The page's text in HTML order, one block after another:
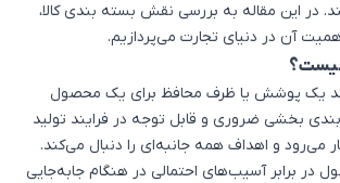
در این مقاله به بررسی نقش بسته بندی کالا،
آن در دنیای تجارت می‌پردازیم.
یک پوشش یا ظرف محافظ برای یک محصول
بخشی ضروری و قابل توجه در فرایند تولید
و اهداف همه جانبه‌ای را دنبال می‌کند.
در برابر آسیب‌های احتمالی در هنگام جابه‌جایی